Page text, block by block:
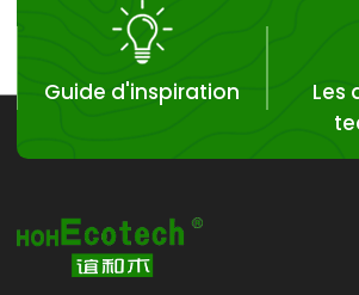
Guide d'inspiration
Les